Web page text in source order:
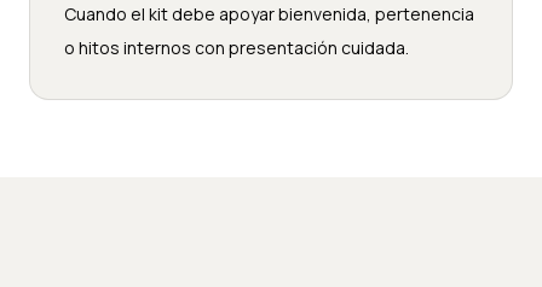
Cuando el kit debe apoyar bienvenida, pertenencia
o hitos internos con presentación cuidada.